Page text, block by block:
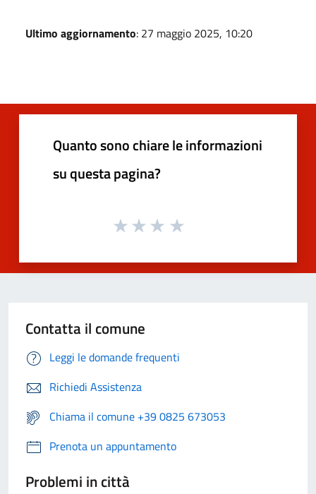
Ultimo aggiornamento: 27 maggio 2025, 10:20
Quanto sono chiare le informazioni
su questa pagina?
Contatta il comune
Leggi le domande frequenti
Richiedi Assistenza
Chiama il comune +39 0825 673053
Prenota un appuntamento
Problemi in città